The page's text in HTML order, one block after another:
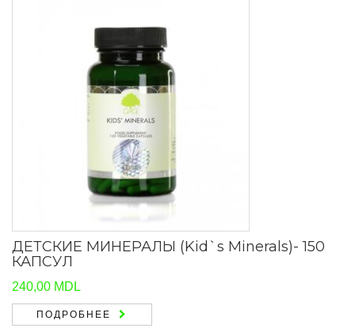
ДЕТСКИЕ МИНЕРАЛЫ (Kid`s Minerals)- 150
КАПСУЛ
240,00 MDL
ПОДРОБНЕЕ